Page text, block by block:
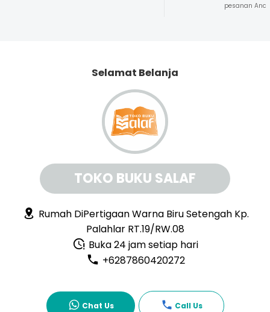
pesanan
Selamat Belanja
TOKO BUKU SALAF
Rumah DiPertigaan Warna Biru Setengah Kp.
Palahlar RT.19/RW.08
Buka 24 jam setiap hari
+6287860420272
Chat Us Call Us